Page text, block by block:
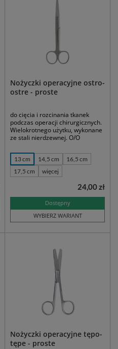
Nożyczki operacyjne ostro-
ostre - proste
do cięcia i rozcinania tkanek
podczas operacji chirurgicznych.
Wielokrotnego użytku, wykonane
ze stali nierdzewnej. O/O
13 cm 14,5 cm
16,5 cm
17,5 cm
więcej
Dostępny
WYBIERZ WARIANT
24,00 zł
Nożyczki operacyjne tępo-
tępe - proste